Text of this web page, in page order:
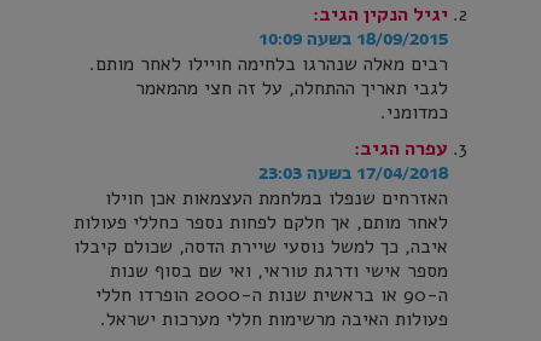
יגיל הנקין הגיב:
18/09/2015 בשעה 10:09
רבים מאלה שנהרגו בלחימה חויילו לאחר מותם.
לגבי תאריך ההתחלה, על זה חצי מהמאמר
כמדומני.
עפרה הגיב:
17/04/2018 בשעה 23:03
האזרחים שנפלו במלחמת העצמאות אכן חוילו
לאחר מותם, אך חלקם לפחות נספר כחללי פעולות
איבה, כך למשל נוסעי שיירת הדסה, שכולם קיבלו
מספר אישי ודרגת טוראי, ואי שם בסוף שנות
ה-90 או בראשית שנות ה-2000 הופרדו חללי
פעולות האיבה מרשימות חללי מערכות ישראל.